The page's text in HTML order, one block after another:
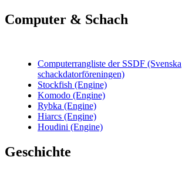
Computer & Schach
Computerrangliste der SSDF (Svenska
schackdatorföreningen)
Stockfish (Engine)
Komodo (Engine)
Rybka (Engine)
Hiarcs (Engine)
Houdini (Engine)
Geschichte